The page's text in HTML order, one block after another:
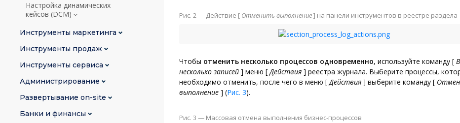
Рис. 2— Действие [ Отменить выполнение] на панели инструментов в реестре раздела
Чтобы отменить несколько процессов одновременно, используйте команду [
несколько записей ] меню [ Действия ] реестра журнала. Выберите процессы,
необходимо отменить, после чего в меню [ Действия ] выберите команду [
выполнение ] (Рис. 3).
Рис. 3 — Массовая отмена выполнения бизнес-процессов
Настройка динамических
кейсов (DCM)
Инструменты маркетинга
Инструменты продаж
Инструменты сервиса
Администрирование
Развертывание on-site
Банки и финансы